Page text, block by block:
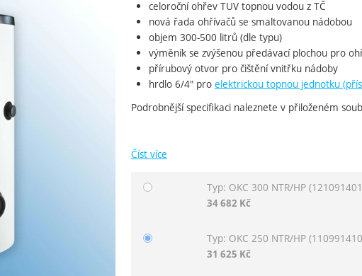
celoroční ohřev TUV topnou vodou z TČ
nová řada ohřívačů se smaltovanou nádobou
objem 300-500 litrů (dle typu)
výměník se zvýšenou předávací plochou pro
přírubový otvor pro čištění vnitřku nádoby
hrdlo 6/4" pro elektrickou topnou jednotku
Podrobnější specifikaci naleznete v přiloženém
Číst více
Vyberte variantuTyp: OKC 300 NTR/HP
34 682 Kč
Typ: OKC 250 NTR/HP
31 625 Kč